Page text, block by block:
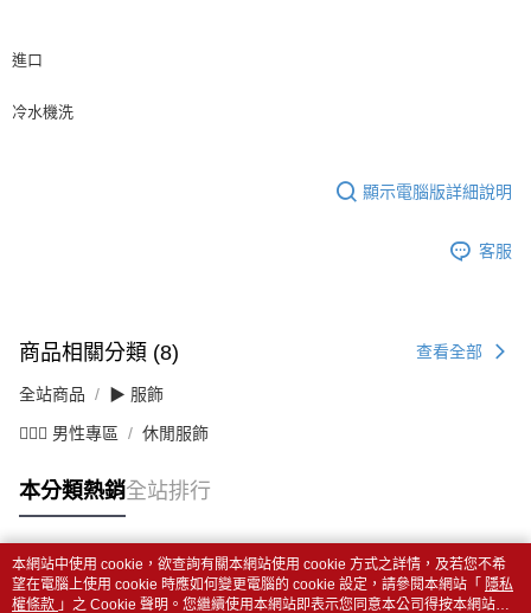
進口
冷水機洗
顯示電腦版詳細說明
客服
商品相關分類 (8) 查看全部
全站商品 ▶ 服飾
💁🏻‍♂️ 男性專區 休閒服飾
本分類熱銷全站排行
熱門標籤
本網站中使用 cookie，欲查詢有關本網站使用 cookie 方式之詳情，及若您不希
望在電腦上使用 cookie 時應如何變更電腦的 cookie 設定，請參閱本網站「 隱私
權條款 」之 Cookie 聲明。您繼續使用本網站即表示您同意本公司得按本網站使